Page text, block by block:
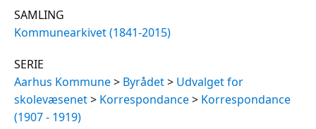
SAMLING
Kommunearkivet (1841-2015)
SERIE
Aarhus Kommune> Byrådet> Udvalget for
skolevæsenet> Korrespondance> Korrespondance
(1907 - 1919)